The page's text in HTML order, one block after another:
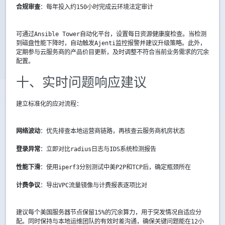
合规审查：每年投入约150小时完成云环境法定审计
可通过Ansible Tower自动化平台，设置每日资源健康度检查。当检测
到磁盘性能下降时，自动触发Ajenti监控报警并建议升级策略。此外，
定期参与云服务商的产品价目更新，及时调整不符合当前业务需求的冗余
配置。
十、实时问题响应建议
建立标准化的应对流程：
网络波动：优先排查本地运营商链路，再核查云服务商机房状态
登录异常：立即对比radius日志与IDS系统检测报告
性能下滑：使用iperf3分别测试中美P2P和TCP后，确定瓶颈所在
计费争议：导出VPC流量镜像与计费报表逐项比对
建议每个美国服务器节点保留15%的冗余算力，用于突发情况自适应分
配。同时保持与本地运维团队的有效时差沟通，确保关键问题能在12小